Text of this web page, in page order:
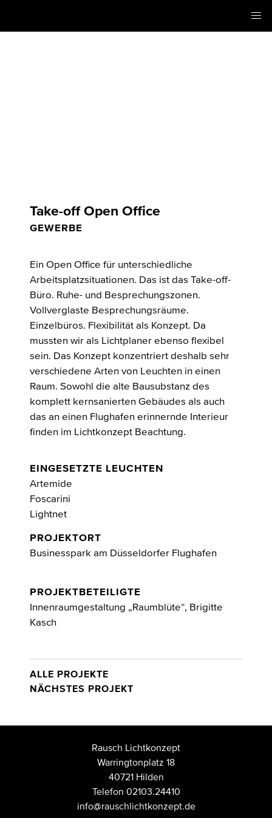
Take-off Open Office
GEWERBE
Ein Open Office für unterschiedliche
Arbeitsplatzsituationen. Das ist das Take-off-
Büro. Ruhe- und Besprechungszonen.
Vollverglaste Besprechungsräume.
Einzelbüros. Flexibilität als Konzept. Da
mussten wir als Lichtplaner ebenso flexibel
sein. Das Konzept konzentriert deshalb sehr
verschiedene Arten von Leuchten in einen
Raum. Sowohl die alte Bausubstanz des
komplett kernsanierten Gebäudes als auch
das an einen Flughafen erinnernde Interieur
finden im Lichtkonzept Beachtung.
EINGESETZTE LEUCHTEN
Artemide
Foscarini
Lightnet
PROJEKTORT
Businesspark am Düsseldorfer Flughafen
PROJEKTBETEILIGTE
Innenraumgestaltung „Raumblüte“, Brigitte
Kasch
ALLE PROJEKTE
NÄCHSTES PROJEKT
Rausch Lichtkonzept
Warringtonplatz 18
40721 Hilden
Telefon 02103.24410
info@rauschlichtkonzept.de